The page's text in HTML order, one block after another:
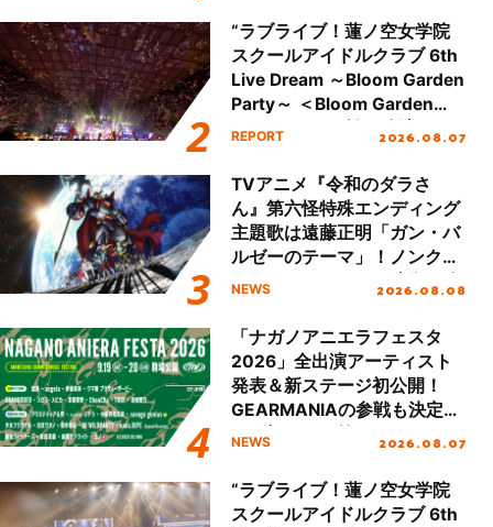
“ラブライブ！蓮ノ空女学院
スクールアイドルクラブ 6th
Live Dream ～Bloom Garden
Party～ ＜Bloom Garden
Party Stage／埼玉公演＞”
REPORT 2026.08.07
TVアニメ『令和のダラさ
ん』第六怪特殊エンディング
主題歌は遠藤正明「ガン・バ
ルゼーのテーマ」！ノンクレ
ジットエンディング映像も公
NEWS 2026.08.08
「ナガノアニエラフェスタ
2026」全出演アーティスト
発表＆新ステージ初公開！
GEARMANIAの参戦も決定
し、初となる第3ステージの
NEWS 2026.08.07
“ラブライブ！蓮ノ空女学院
スクールアイドルクラブ 6th